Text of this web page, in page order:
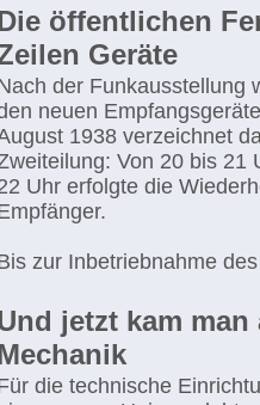
öffentlichen
Geräte
der Funkausstellung
neuen
1938 verzeichnet
Von 20 bis 21
Uhr erfolgte die
zur Inbetriebnahme
jetzt kam
die technische